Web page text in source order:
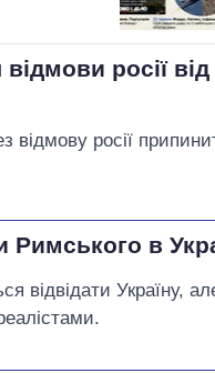
росії від
росії
Римського в
відвідати Україну,